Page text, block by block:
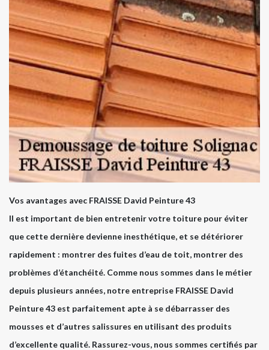
Vos avantages avec FRAISSE David Peinture 43
Il est important de bien entretenir votre toiture pour éviter
que cette dernière devienne inesthétique, et se détériorer
rapidement : montrer des fuites d’eau de toit, montrer des
problèmes d’étanchéité. Comme nous sommes dans le métier
depuis plusieurs années, notre entreprise FRAISSE David
Peinture 43 est parfaitement apte à se débarrasser des
mousses et d’autres salissures en utilisant des produits
d’excellente qualité. Rassurez-vous, nous sommes certifiés par